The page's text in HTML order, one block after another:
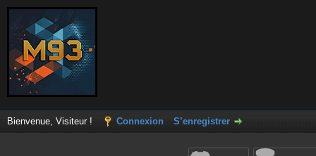
Bienvenue, Visiteur ! Connexion S’enregistrer